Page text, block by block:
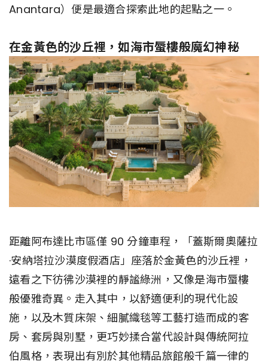
Anantara）便是最適合探索此地的起點之一。
在金黃色的沙丘裡，如海市蜃樓般魔幻神秘
距離阿布達比市區僅 90 分鐘車程，「蓋斯爾奧薩拉
·安納塔拉沙漠度假酒店」座落於金黃色的沙丘裡，
遠看之下彷彿沙漠裡的靜謐綠洲，又像是海市蜃樓
般優雅奇異。走入其中，以舒適便利的現代化設
施，以及木質床架、細膩織毯等工藝打造而成的客
房、套房與別墅，更巧妙揉合當代設計與傳統阿拉
伯風格，表現出有別於其他精品旅館般千篇一律的